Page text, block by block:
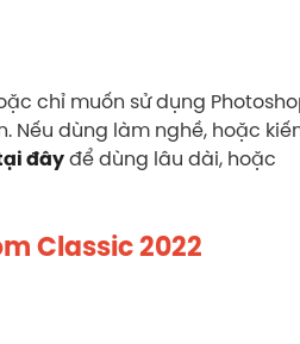
chỉ muốn sử dụng
Nếu dùng làm nghề, hoặc
đâyđể dùng lâu dài, hoặc
Classic 2022